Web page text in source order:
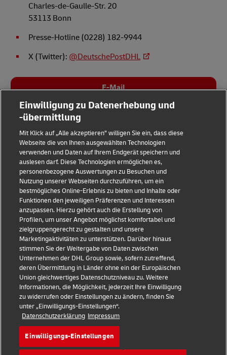
Charles-de-Gaulle-Str. 20
53113 Bonn
Presse-Hotline (0228) 182-9944
X (Twitter): @DeutschePostDHL
E-Mail
Impressum
Datenschutz & Cookies
Rechtliche Hinweise
Sicherheitshinweise
Kontakt
Einwilligungs-Einstellungen
Folge uns
2026 © Deutsche Post AG
Einwilligung zu Datenerhebung und
-übermittlung
Mit Klick auf „Alle akzeptieren” willigen Sie ein, dass diese
Webseite die von Ihnen ausgewählten Technologien
verwenden und Daten auf Ihrem Endgerät speichern und
auslesen darf. Diese Technologien ermöglichen es,
personenbezogene Auswertungen zu Besuchen und
Nutzung unserer Webseiten durchzuführen, um ein
bestmögliches Online-Erlebnis zu bieten und Inhalte oder
Funktionen den jeweiligen Präferenzen und Interessen
anzupassen. Hierzu gehört auch die Erstellung von
Profilen, um unser Angebot möglichst komfortabel und
zielgruppengerecht zu gestalten und unsere
Marketingaktivitäten zu unterstützen. Darüber hinaus
stimmen Sie der Weitergabe von Daten zwischen
Unternehmen der DHL Group sowie, sofern zutreffend,
deren Übermittlung in Länder ohne ein der Europäischen
Union gleichwertiges Datenschutzniveau zu. Weitere
Informationen, die Möglichkeit, jederzeit Ihre Einwilligung
zu widerrufen oder Einstellungen zu ändern, finden Sie
unter „Einwilligungs-Einstellungen“.
Datenschutzerklärung Impressum
Einwilligungs-Einstellungen